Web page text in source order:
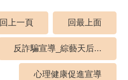
回上一頁 回最上面
反詐騙宣導_綜藝天后...
心理健康促進宣導